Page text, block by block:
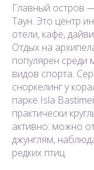
Главный остров
Таун. Это центр
отели, кафе,
Отдых на
популярен
видов спорта.
сноркелинг у
парке Isla
практически
активно: можно
джунглям,
редких птиц.